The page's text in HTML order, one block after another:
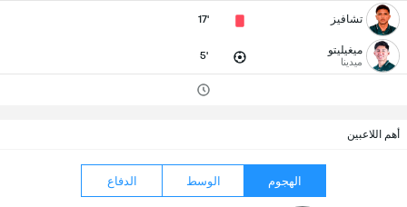
تشافيز 17'
ميغيليتو
ميدينا 5'
أهم اللاعبين
الهجوم الوسط الدفاع